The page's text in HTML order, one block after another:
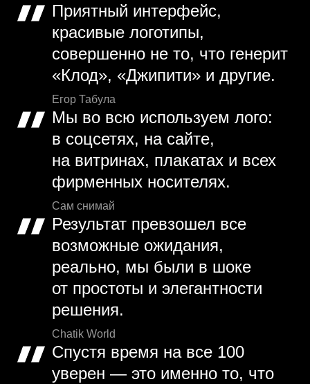
Приятный интерфейс,
красивые логотипы,
совершенно не то, что генерит
«Клод», «Джипити» и другие.
Егор Табула
Мы во всю используем лого:
в соцсетях, на сайте,
на витринах, плакатах и всех
фирменных носителях.
Сам снимай
Результат превзошел все
возможные ожидания,
реально, мы были в шоке
от простоты и элегантности
решения.
Chatik World
Спустя время на все 100
уверен — это именно то, что